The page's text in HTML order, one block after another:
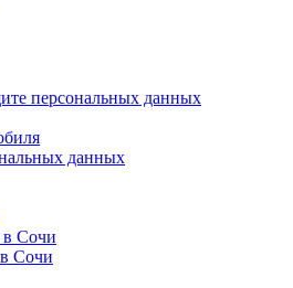
персональных данных
данных
в Сочи
Сочи